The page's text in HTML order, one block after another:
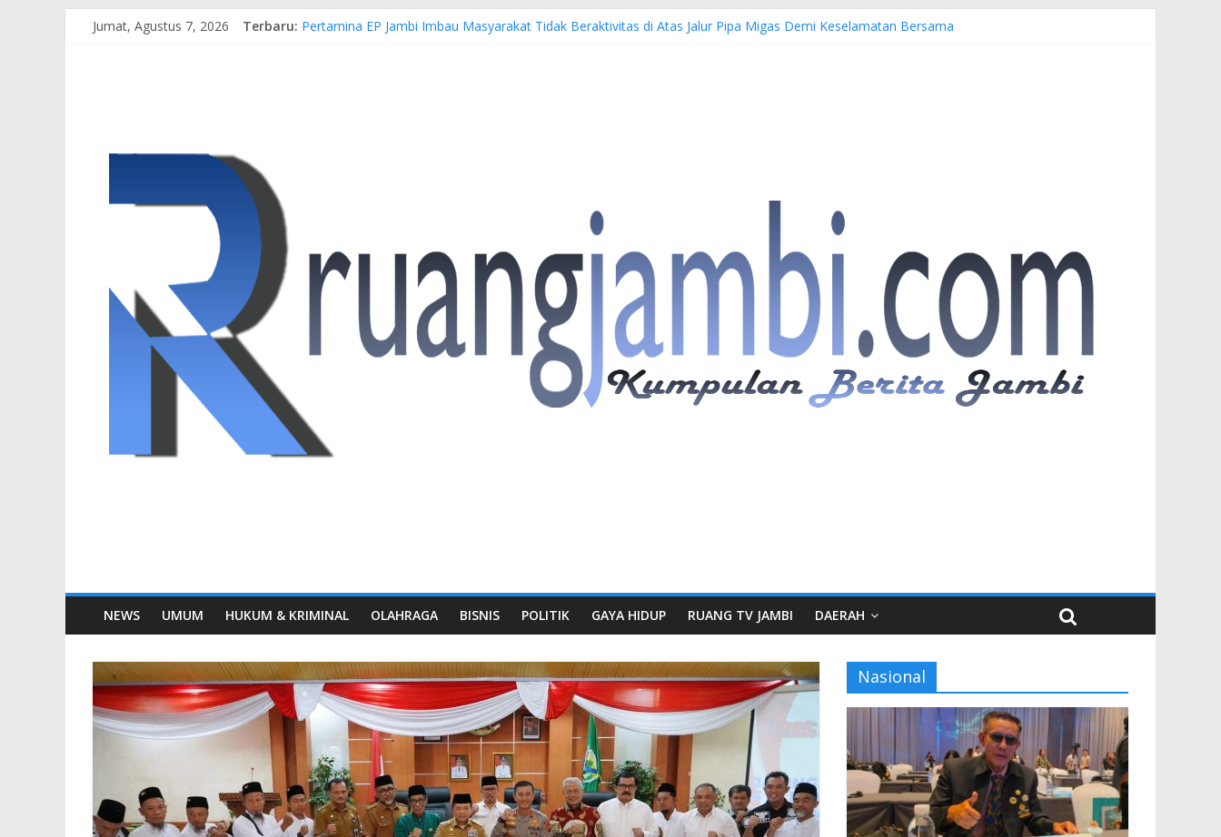
Jumat, Agustus 7, 2026 Terbaru: Pertamina EP Jambi Imbau Masyarakat Tidak Beraktivitas di Atas Jalur Pipa Migas Demi Keselamatan Bersama
NEWS UMUM HUKUM & KRIMINAL OLAHRAGA BISNIS POLITIK GAYA HIDUP RUANG TV JAMBI DAERAH
Nasional